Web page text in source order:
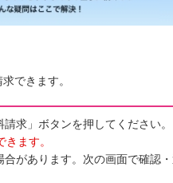
できます。
求」ボタンを押してください。
ます。
があります。次の画面で確認・